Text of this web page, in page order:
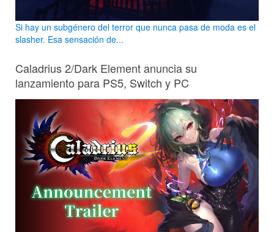
Si hay un subgénero del terror que nunca pasa de moda es el
slasher. Esa sensación de...
Caladrius 2/Dark Element anuncia su
lanzamiento para PS5, Switch y PC